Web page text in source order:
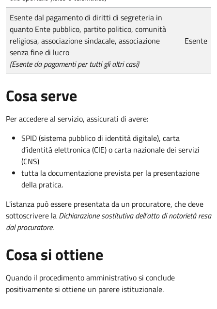
Esente dal pagamento di diritti di segreteria in
quanto Ente pubblico, partito politico, comunità
religiosa, associazione sindacale, associazione
senza fine di lucro
(Esente da pagamenti per tutti gli altri casi)
Esente
Cosa serve
Per accedere al servizio, assicurati di avere:
SPID (sistema pubblico di identità digitale), carta
d’identità elettronica (CIE) o carta nazionale dei servizi
(CNS)
tutta la documentazione prevista per la presentazione
della pratica.
L'istanza può essere presentata da un procuratore, che deve
sottoscrivere la Dichiarazione sostitutiva dell'atto di notorietà resa
dal procuratore.
Cosa si ottiene
Quando il procedimento amministrativo si conclude
positivamente si ottiene un parere istituzionale.